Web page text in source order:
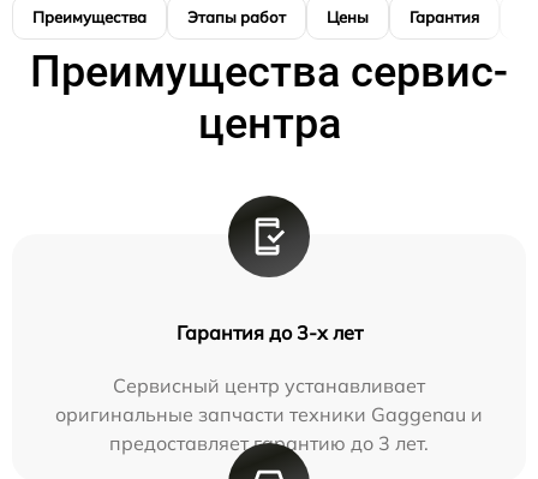
Преимущества Этапы работ Цены Гарантия
Преимущества сервис-
центра
Гарантия до 3-х лет
Сервисный центр устанавливает
оригинальные запчасти техники Gaggenau и
предоставляет гарантию до 3 лет.